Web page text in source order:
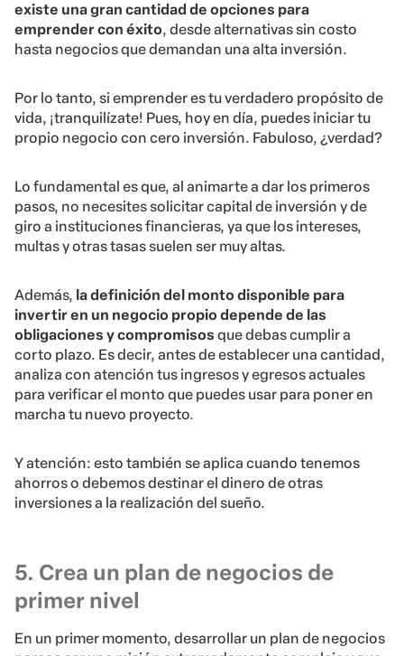
existe una gran cantidad de opciones para
emprender con éxito, desde alternativas sin costo
hasta negocios que demandan una alta inversión.
Por lo tanto, si emprender es tu verdadero propósito de
vida, ¡tranquilízate! Pues, hoy en día, puedes iniciar tu
propio negocio con cero inversión. Fabuloso, ¿verdad?
Lo fundamental es que, al animarte a dar los primeros
pasos, no necesites solicitar capital de inversión y de
giro a instituciones financieras, ya que los intereses,
multas y otras tasas suelen ser muy altas.
Además, la definición del monto disponible para
invertir en un negocio propio depende de las
obligaciones y compromisos que debas cumplir a
corto plazo. Es decir, antes de establecer una cantidad,
analiza con atención tus ingresos y egresos actuales
para verificar el monto que puedes usar para poner en
marcha tu nuevo proyecto.
Y atención: esto también se aplica cuando tenemos
ahorros o debemos destinar el dinero de otras
inversiones a la realización del sueño.
5. Crea un plan de negocios de
primer nivel
En un primer momento, desarrollar un plan de negocios